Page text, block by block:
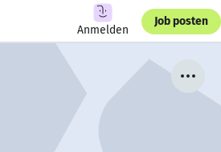
Anmelden
Job posten